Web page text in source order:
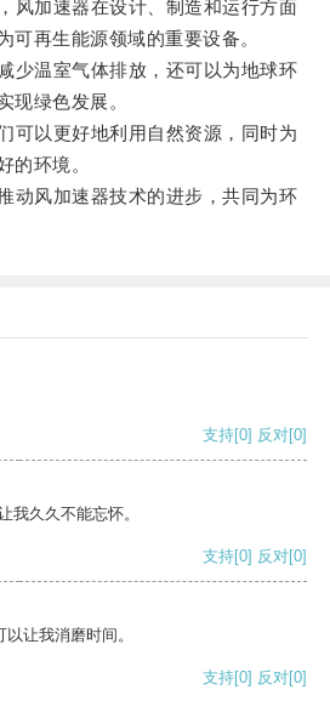
加速器在设计、制造和运行方面
可再生能源领域的重要设备。
温室气体排放，还可以为地球环
现绿色发展。
以更好地利用自然资源，同时为
的环境。
风加速器技术的进步，共同为环
支持[0] 反对[0]
我久久不能忘怀。
支持[0] 反对[0]
让我消磨时间。
支持[0] 反对[0]